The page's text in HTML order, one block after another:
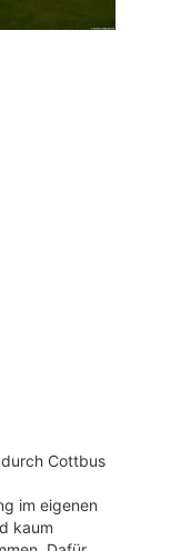
Cottbus
im eigenen
kaum